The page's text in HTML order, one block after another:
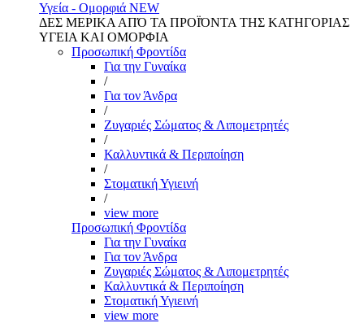
Υγεία - Ομορφιά NEW
ΔΕΣ ΜΕΡΙΚΑ ΑΠΌ ΤΑ ΠΡΟΪΌΝΤΑ ΤΗΣ ΚΑΤΗΓΟΡΙΑΣ
ΥΓΕΙΑ ΚΑΙ ΟΜΟΡΦΙΑ
Προσωπική Φροντίδα
Για την Γυναίκα
/
Για τον Άνδρα
/
Ζυγαριές Σώματος & Λιπομετρητές
/
Καλλυντικά & Περιποίηση
/
Στοματική Υγιεινή
/
view more
Προσωπική Φροντίδα
Για την Γυναίκα
Για τον Άνδρα
Ζυγαριές Σώματος & Λιπομετρητές
Καλλυντικά & Περιποίηση
Στοματική Υγιεινή
view more